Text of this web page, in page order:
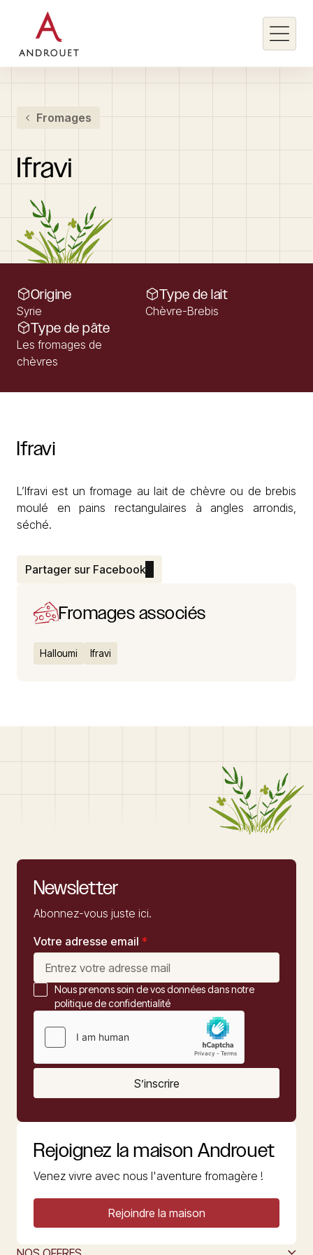
Rechercher un mot clé
Fromages
Ifravi
Origine
Syrie
Type de lait
Chèvre-Brebis
Type de pâte
Les fromages de
chèvres
Ifravi
L’Ifravi est un fromage au lait de chèvre ou de brebis
moulé en pains rectangulaires à angles arrondis,
séché.
Partager sur Facebook
Fromages associés
Halloumi Ifravi
Newsletter
Abonnez-vous juste ici.
Votre adresse email *
Nous prenons soin de vos données dans notre
politique de confidentialité
S’inscrire
Rejoignez la maison Androuet
Venez vivre avec nous l'aventure fromagère !
Rejoindre la maison